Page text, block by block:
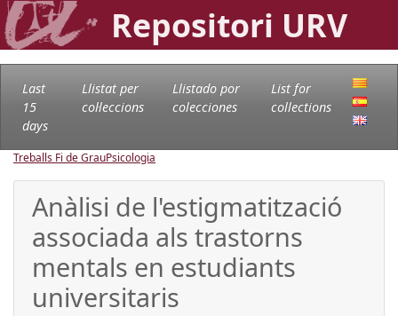
Repositori URV
Last
15
days
Llistat per
col·leccions
Llistado por
colecciones
List for
collections
Treballs Fi de GrauPsicologia
Anàlisi de l'estigmatització
associada als trastorns
mentals en estudiants
universitaris